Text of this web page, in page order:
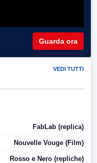
Guarda ora
VEDI TUTTI
FabLab (replica)
Nouvelle Vouge (Film)
Rosso e Nero (repliche)